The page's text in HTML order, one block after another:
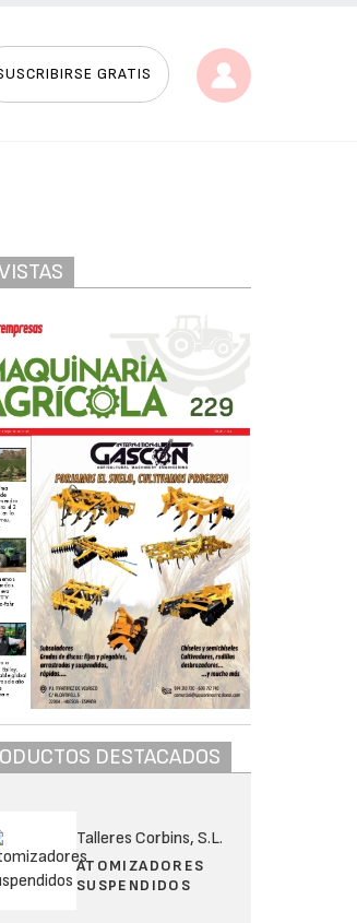
GRATIS
DESTACADOS
Talleres Corbins, S.L.
ATOMIZADORES
SUSPENDIDOS